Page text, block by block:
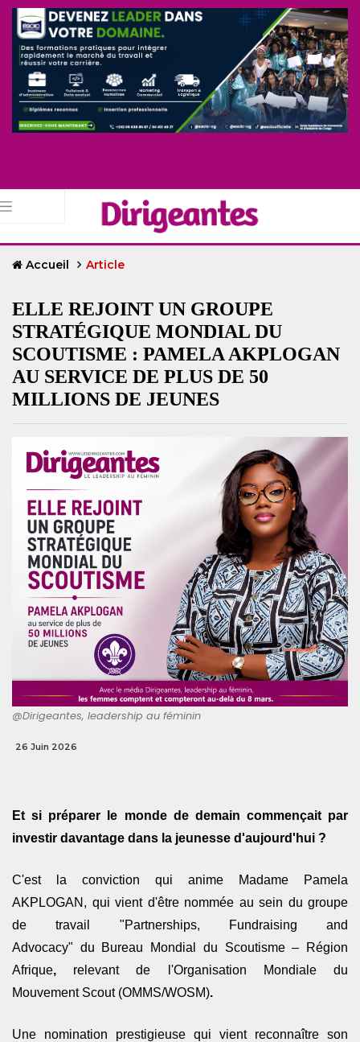
Accueil Article
ELLE REJOINT UN GROUPE
STRATÉGIQUE MONDIAL DU
SCOUTISME : PAMELA AKPLOGAN
AU SERVICE DE PLUS DE 50
MILLIONS DE JEUNES
@Dirigeantes, leadership au féminin
26 Juin 2026
Et si préparer le monde de demain commençait par
investir davantage dans la jeunesse d'aujourd'hui ?
C'est la conviction qui anime
Madame Pamela
AKPLOGAN , qui vient d'être nommée au sein du groupe
de travail
"Partnerships, Fundraising and
Advocacy" du
Bureau Mondial du Scoutisme – Région
Afrique, relevant de l'Organisation Mondiale du
Mouvement Scout (OMMS/WOSM).
Une nomination prestigieuse qui vient reconnaître son